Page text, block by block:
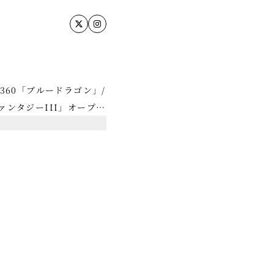
「ブルードラゴン」/
ンタジーIII」オープニ
コレクションズ」/
10 カプリース」/「フ
IV / V / VI、VII /
レコーディング、フィ
た「カプリース」、